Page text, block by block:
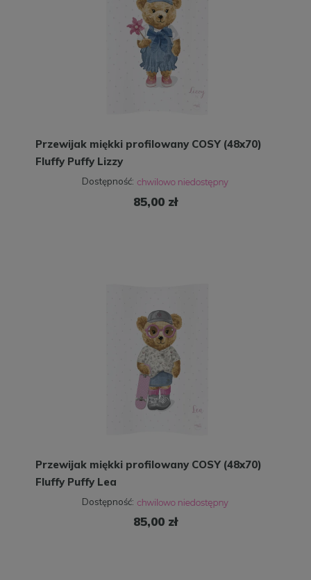
Przewijak miękki profilowany COSY (48x70)
Fluffy Puffy Lizzy
Dostępność:
85,00 zł
Przewijak miękki profilowany COSY (48x70)
Fluffy Puffy Lea
Dostępność:
85,00 zł